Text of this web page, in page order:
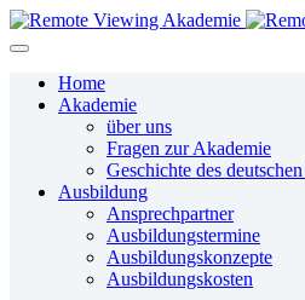
Home
Akademie
über uns
Fragen zur Akademie
Geschichte des
Ausbildung
Ansprechpartner
Ausbildungstermine
Ausbildungskonzepte
Ausbildungskosten